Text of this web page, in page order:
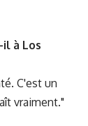
à Los
C'est un
vraiment."